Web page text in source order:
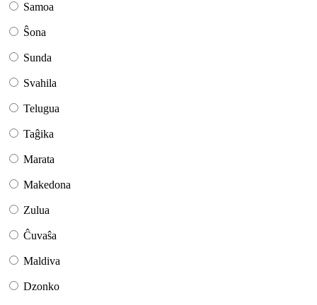
Samoa
Ŝona
Sunda
Svahila
Telugua
Taĝika
Marata
Makedona
Zulua
Ĉuvaŝa
Maldiva
Dzonko